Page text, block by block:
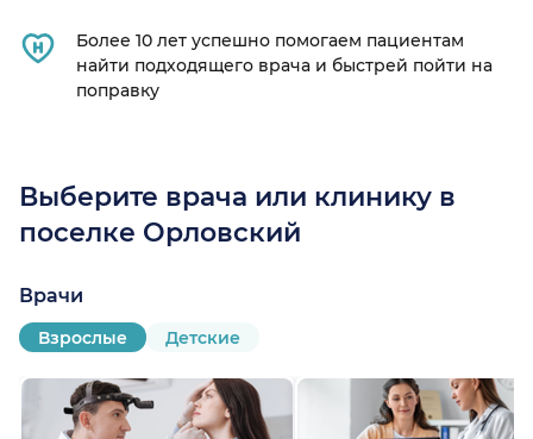
Более 10 лет успешно помогаем пациентам
найти подходящего врача и быстрей пойти на
поправку
Выберите врача или клинику в
поселке Орловский
Врачи
Взрослые Детские